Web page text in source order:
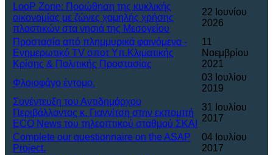
LooP Zone: Προώθηση της κυκλικής
οικονομίας με ζώνες χαμηλής χρήσης
πλαστικών στα νησιά της Μεσογείου
22 Ιουνίου
2026
Προστασία από πλημμυρικά φαινόμενα -
Ενημερωτικό TV σποτ Υπ.Κλιματικής
Κρίσης & Πολιτικής Προστασίας
11
Νοεμβρίου
2021
Φλοιοφάγο έντομο.
03 Ιουλίου
2019
Συνέντευξη του Αντιδημάρχου
Περιβάλλοντος κ. Γιαννίτση στην εκπομπή
ECO News του τηλεοπτικού σταθμού ΣΚΑΙ
31 Ιουλίου
2017
Complete our questionnaire on the ASAP
Project.
04 Ιουλίου
2017